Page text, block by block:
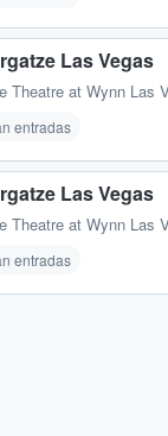
Las Vegas
Theatre at Wynn Las
entradas
Las Vegas
Theatre at Wynn Las
entradas